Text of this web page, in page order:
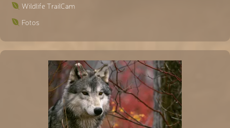
Wildlife TrailCam
Fotos